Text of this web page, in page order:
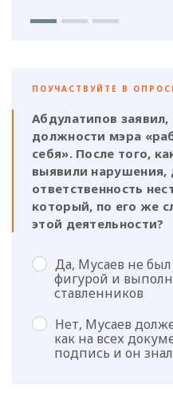
ПОУЧАСТВУЙТЕ В
Абдулатипов
должности мэра
себя». После того,
выявили нарушения,
ответственность
который, по его же
этой деятельности?
Да, Мусаев не
фигурой и
ставленников
Нет, Мусаев
как на всех
подпись и он